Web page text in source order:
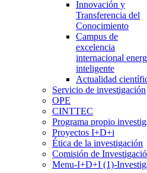
Innovación y
Transferencia del
Conocimiento
Campus de
excelencia
internacional
inteligente
Actualidad
Servicio de investigación
OPE
CINTTEC
Programa propio
Proyectos I+D+i
Ética de la investigación
Comisión de
Menu-I+D+I (1)-